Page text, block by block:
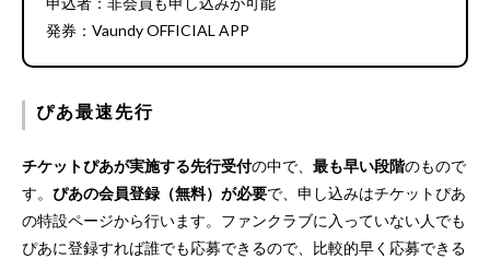
発券：Vaundy OFFICIAL APP
ぴあ最速先行
チケットぴあが実施する先行受付の中で、 最も早い段階のもので
す。 ぴあの会員登録（無料）が必要で、申し込みはチケットぴあ
の特設ページから行います。ファンクラブに入っていない人でも
ぴあに登録すれば誰でも応募できるので、比較的早く応募できる